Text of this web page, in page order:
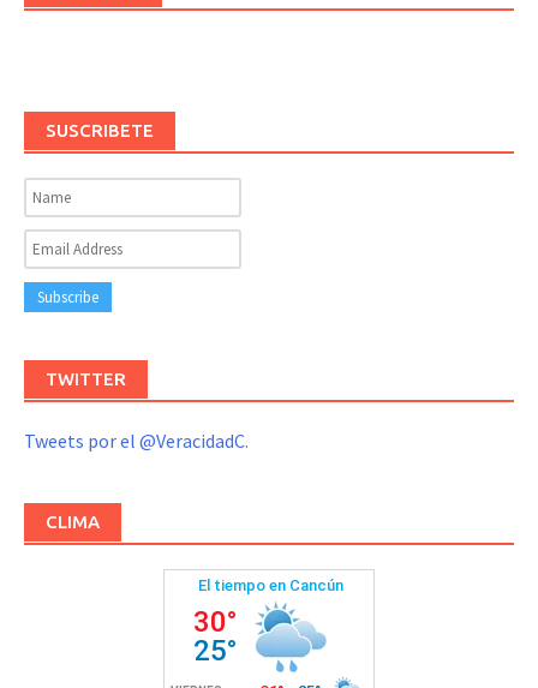
SUSCRIBETE
TWITTER
Tweets por el @VeracidadC.
CLIMA